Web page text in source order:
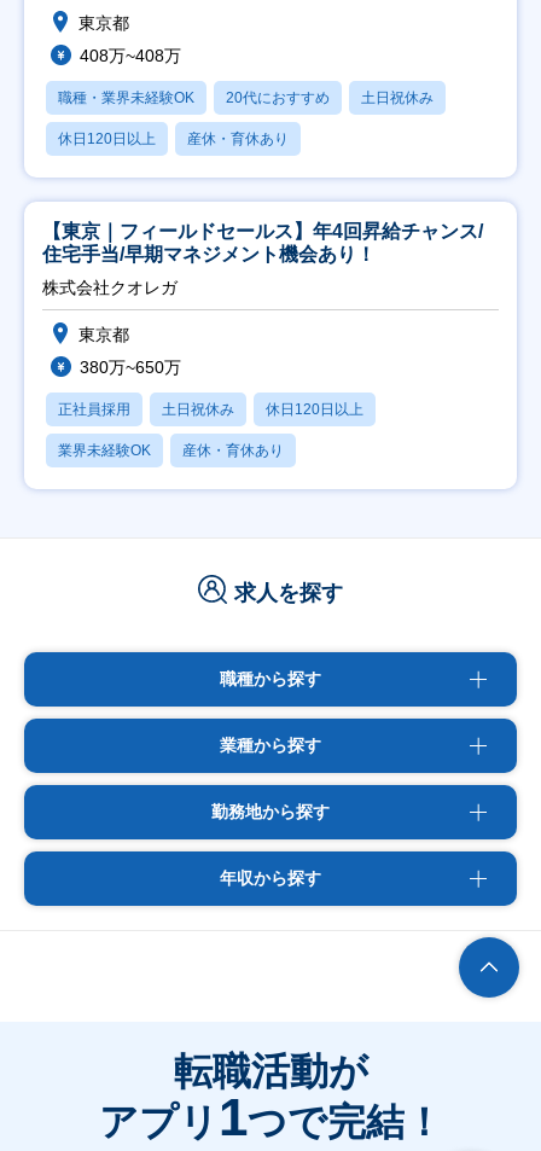
東京都
408万~408万
職種・業界未経験OK 20代におすすめ 土日祝休み
休日120日以上 産休・育休あり
【東京｜フィールドセールス】年4回昇給チャンス/
住宅手当/早期マネジメント機会あり！
株式会社クオレガ
東京都
380万~650万
正社員採用 土日祝休み 休日120日以上
業界未経験OK 産休・育休あり
求人を探す
職種から探す
業種から探す
勤務地から探す
年収から探す
転職活動が
アプリ 1つで完結！